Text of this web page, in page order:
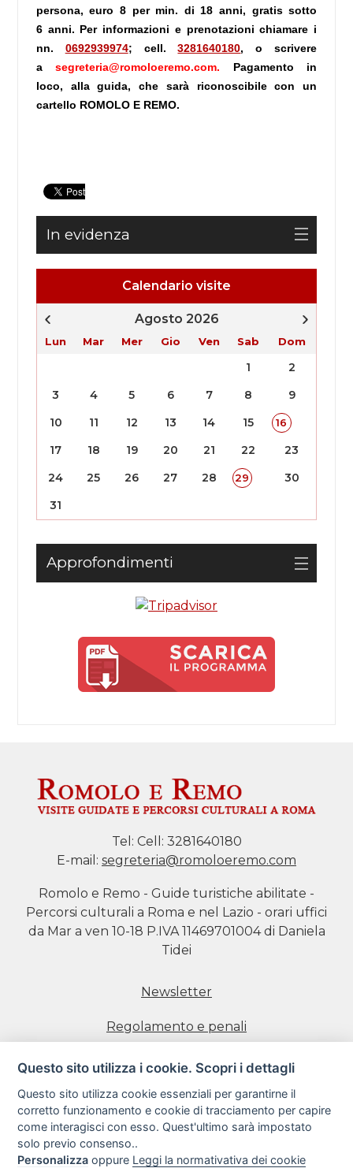
Calendario visite
Agosto 2026
Lun Mar Mer Gio Ven Sab Dom
1
2
3
4 5 6 7 8
9
10
11 12 13 14 15 16
17 18 19 20 21 22
23
24
25 26 27 28 29
30
31
Approfondimenti
persona, euro 8 per min. di 18 anni, gratis sotto
6 anni. Per informazioni e prenotazioni chiamare i
nn. 0692939974; cell.3281640180, o scrivere
asegreteria@romoloeremo.com. Pagamento in
loco, alla guida, che sarà riconoscibile con un
cartello ROMOLO E REMO.
In evidenza
Tel: Cell: 3281640180
E-mail: segreteria@romoloeremo.com
Romolo e Remo - Guide turistiche abilitate -
Percorsi culturali a Roma e nel Lazio - orari uffici
da Mar a ven 10-18 P.IVA 11469701004 di Daniela
Tidei
Newsletter
Regolamento e penali
Prenotazione visite
Informativa estesa sull'uso dei Cookie
Informativa sulla Privacy
Questo sito utilizza i cookie. Scopri i dettagli
Questo sito utilizza cookie essenziali per garantirne il
corretto funzionamento e cookie di tracciamento per capire
come interagisci con esso. Quest'ultimo sarà impostato
solo previo consenso..
Personalizza oppure Leggi la normativativa dei cookie